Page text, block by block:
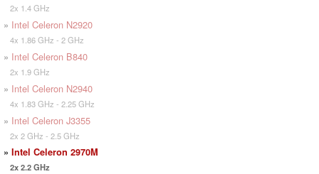
2x 1.4 GHz
» Intel Celeron N2920
4x 1.86 GHz - 2 GHz
» Intel Celeron B840
2x 1.9 GHz
» Intel Celeron N2940
4x 1.83 GHz - 2.25 GHz
» Intel Celeron J3355
2x 2 GHz - 2.5 GHz
» Intel Celeron 2970M
2x 2.2 GHz